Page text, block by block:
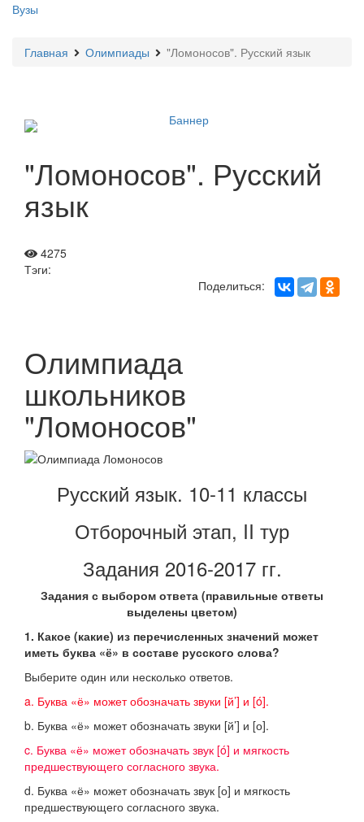
Вузы
Главная Олимпиады "Ломоносов". Русский язык
"Ломоносов". Русский
язык
4275
Тэги:
Поделиться:
Олимпиада
школьников
"Ломоносов"
Русский язык. 10-11 классы
Отборочный этап, II тур
Задания 2016-2017 гг.
Задания с выбором ответа (правильные ответы
выделены цветом)
1. Какое (какие) из перечисленных значений может
иметь буква «ё» в составе русского слова?
Выберите один или несколько ответов.
a. Буква «ё» может обозначать звуки [й’] и [ó].
b. Буква «ё» может обозначать звуки [й’] и [о].
c. Буква «ё» может обозначать звук [ó] и мягкость
предшествующего согласного звука.
d. Буква «ё» может обозначать звук [о] и мягкость
предшествующего согласного звука.